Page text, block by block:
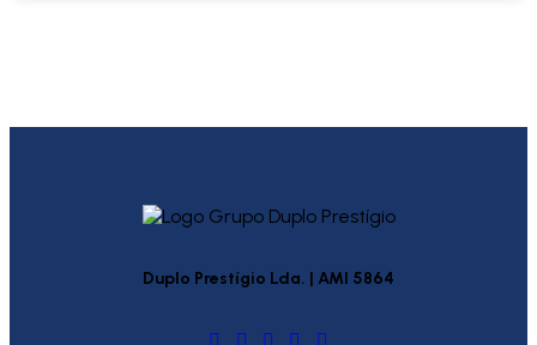
Duplo Prestígio Lda. | AMI 5864